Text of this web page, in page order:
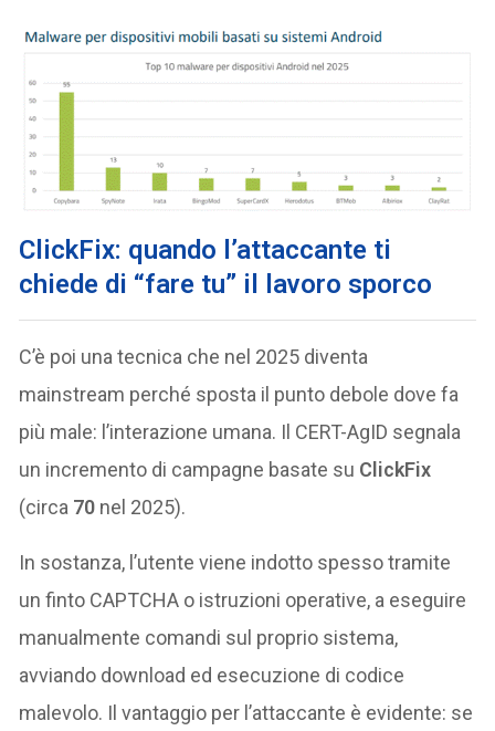
ClickFix: quando l’attaccante ti
chiede di “fare tu” il lavoro sporco
C’è poi una tecnica che nel 2025 diventa
mainstream perché sposta il punto debole dove fa
più male: l’interazione umana. Il CERT-AgID segnala
un incremento di campagne basate su ClickFix
(circa 70 nel 2025).
In sostanza, l’utente viene indotto spesso tramite
un finto CAPTCHA o istruzioni operative, a eseguire
manualmente comandi sul proprio sistema,
avviando download ed esecuzione di codice
malevolo. Il vantaggio per l’attaccante è evidente: se